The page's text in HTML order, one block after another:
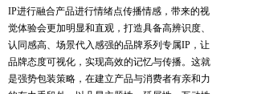
IP进行融合产品进行情绪点传播情感，带来的视
觉体验会更加明显和直观，打造具备高辨识度、
认同感高、场景代入感强的品牌系列专属IP，让
品牌态度可视化，实现高效的记忆与传播。这就
是强势包装策略，在建立产品与消费者有亲和力